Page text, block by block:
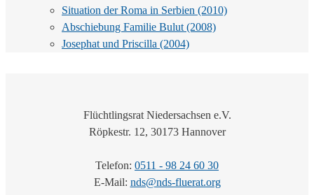
Situation der Roma in Serbien (2010)
Abschiebung Familie Bulut (2008)
Josephat und Priscilla (2004)
Flüchtlingsrat Niedersachsen e.V.
Röpkestr. 12, 30173 Hannover
Telefon: 0511 - 98 24 60 30
E-Mail: nds@nds-fluerat.org